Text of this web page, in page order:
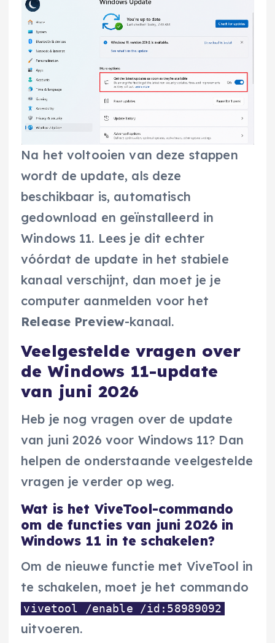
Na het voltooien van deze stappen
wordt de update, als deze
beschikbaar is, automatisch
gedownload en geïnstalleerd in
Windows 11. Lees je dit echter
vóórdat de update in het stabiele
kanaal verschijnt, dan moet je je
computer aanmelden voor het
Release Preview-kanaal.
Veelgestelde vragen over
de Windows 11-update
van juni 2026
Heb je nog vragen over de update
van juni 2026 voor Windows 11? Dan
helpen de onderstaande veelgestelde
vragen je verder op weg.
Wat is het ViveTool-commando
om de functies van juni 2026 in
Windows 11 in te schakelen?
Om de nieuwe functie met ViveTool in
te schakelen, moet je het commando
vivetool /enable /id:58989092
uitvoeren.